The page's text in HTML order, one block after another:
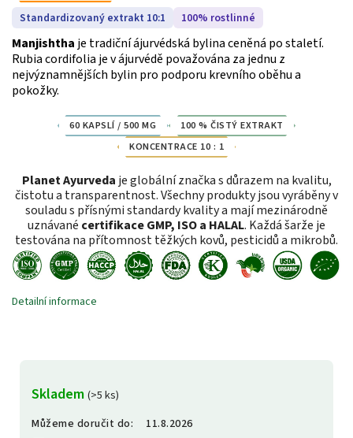
Skladem (>5 ks)
Můžeme doručit do:
11.8.2026
Standardizovaný extrakt 10:1 100% rostlinné
Manjishtha je tradiční ájurvédská bylina ceněná po staletí.
Rubia cordifolia je v ájurvédě považována za jednu z
nejvýznamnějších bylin pro podporu krevního oběhu a
pokožky.
60 KAPSLÍ / 500 MG
100 % ČISTÝ EXTRAKT
KONCENTRACE 10 : 1
Planet Ayurveda je globální značka s důrazem na kvalitu,
čistotu a transparentnost. Všechny produkty jsou vyráběny v
souladu s přísnými standardy kvality a mají mezinárodně
uznávané certifikace GMP, ISO a HALAL. Každá šarže je
testována na přítomnost těžkých kovů, pesticidů a mikrobů.
Detailní informace